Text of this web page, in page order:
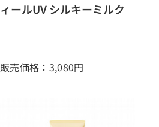
ィールUV シルキーミルク
販売価格：3,080円